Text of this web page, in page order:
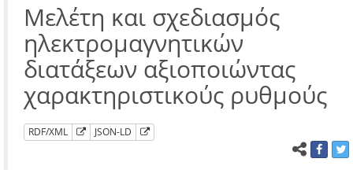
Μελέτη και σχεδιασμός
ηλεκτρομαγνητικών
διατάξεων αξιοποιώντας
χαρακτηριστικούς ρυθμούς
RDF/XML JSON-LD